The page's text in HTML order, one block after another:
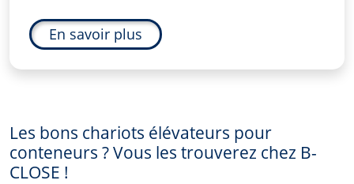
En savoir plus
Les bons chariots élévateurs pour
conteneurs ? Vous les trouverez chez B-
CLOSE !